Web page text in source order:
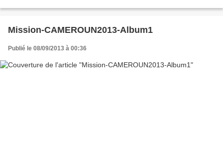
Mission-CAMEROUN2013-Album1
Publié le 08/09/2013 à 00:36